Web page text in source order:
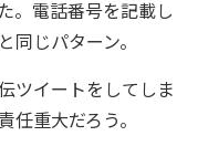
。電話番号を記載し
じパターン。
ツイートをしてしま
重大だろう。